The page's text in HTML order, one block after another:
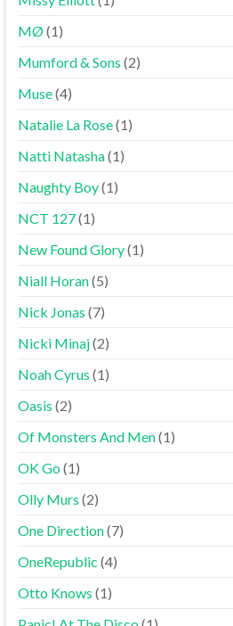
MØ(1)
Mumford & Sons (2)
Muse(4)
Natalie La Rose(1)
Natti Natasha(1)
Naughty Boy(1)
NCT 127(1)
New Found Glory(1)
Niall Horan(5)
Nick Jonas (7)
Nicki Minaj(2)
Noah Cyrus (1)
Oasis (2)
Of Monsters And Men(1)
OK Go(1)
Olly Murs (2)
One Direction(7)
OneRepublic (4)
Otto Knows (1)